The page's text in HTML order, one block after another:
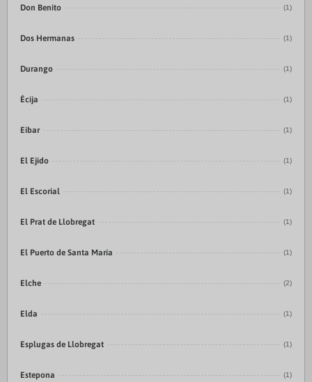
Don Benito (1)
Dos Hermanas (1)
Durango (1)
Écija (1)
Eibar (1)
El Ejido (1)
El Escorial (1)
El Prat de Llobregat (1)
El Puerto de Santa María (1)
Elche (2)
Elda (1)
Esplugas de Llobregat (1)
Estepona (1)